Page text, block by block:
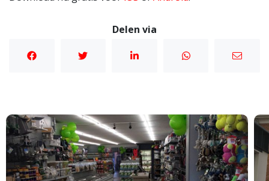
Delen via